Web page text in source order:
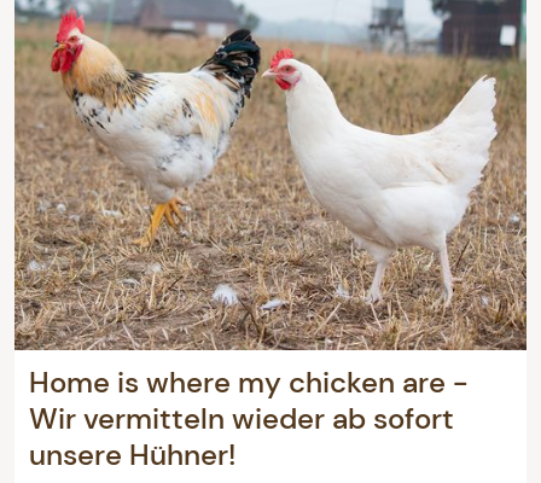
Home is where my chicken are -
Wir vermitteln wieder ab sofort
unsere Hühner!